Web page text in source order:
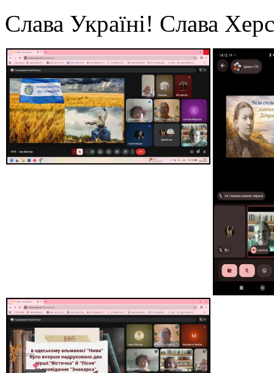
Слава Україні! Слава